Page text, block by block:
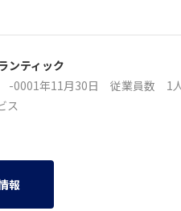
ンティック
-0001年11月30日 従業員数 1
ス
報